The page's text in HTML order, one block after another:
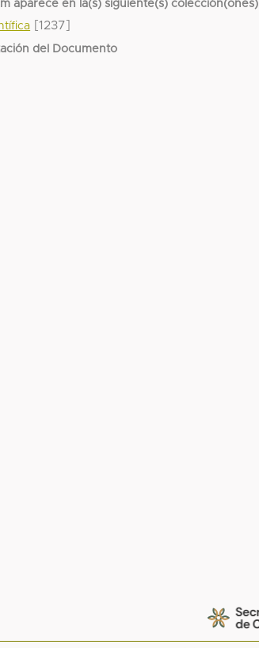
aparece en la(s) siguiente(s) colección(ones)
[1237]
del Documento